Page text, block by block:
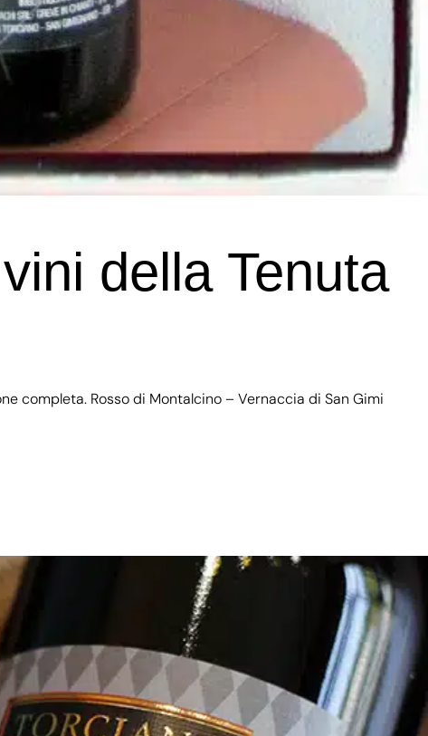
della Tenuta
completa. Rosso di Montalcino – Vernaccia di San Gimi